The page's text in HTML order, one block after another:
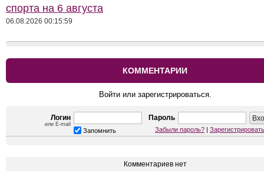
спорта на 6 августа
06.08.2026 00:15:59
КОММЕНТАРИИ
Войти или зарегистрироваться.
Логин
или E-mail
Пароль
Запомнить Забыли пароль? |
Комментариев нет